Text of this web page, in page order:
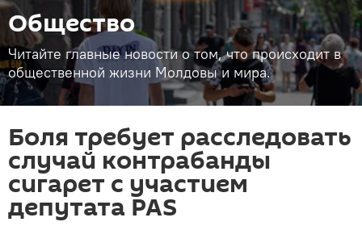
Общество
Читайте главные новости о том, что происходит в
общественной жизни Молдовы и мира.
Боля требует расследовать
случай контрабанды
сигарет с участием
депутата PAS